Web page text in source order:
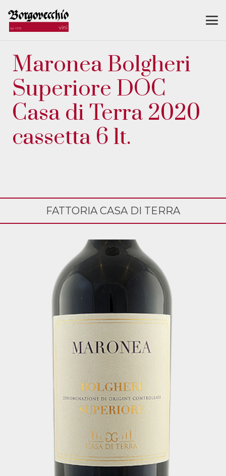
Maronea Bolgheri
Superiore DOC
Casa di Terra 2020
cassetta 6 lt.
FATTORIA CASA DI TERRA